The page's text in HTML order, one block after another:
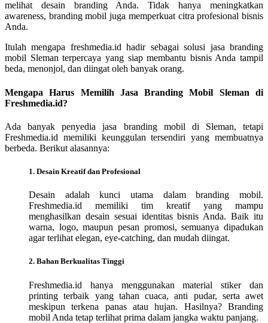
melihat desain branding Anda. Tidak hanya meningkatkan
awareness, branding mobil juga memperkuat citra profesional bisnis
Anda.
Itulah mengapa freshmedia.id hadir sebagai solusi jasa branding
mobil Sleman terpercaya yang siap membantu bisnis Anda tampil
beda, menonjol, dan diingat oleh banyak orang.
Mengapa Harus Memilih Jasa Branding Mobil Sleman di
Freshmedia.id?
Ada banyak penyedia jasa branding mobil di Sleman, tetapi
Freshmedia.id memiliki keunggulan tersendiri yang membuatnya
berbeda. Berikut alasannya:
1. Desain Kreatif dan Profesional
Desain adalah kunci utama dalam branding mobil.
Freshmedia.id memiliki tim kreatif yang mampu
menghasilkan desain sesuai identitas bisnis Anda. Baik itu
warna, logo, maupun pesan promosi, semuanya dipadukan
agar terlihat elegan, eye-catching, dan mudah diingat.
2. Bahan Berkualitas Tinggi
Freshmedia.id hanya menggunakan material stiker dan
printing terbaik yang tahan cuaca, anti pudar, serta awet
meskipun terkena panas atau hujan. Hasilnya? Branding
mobil Anda tetap terlihat prima dalam jangka waktu panjang.